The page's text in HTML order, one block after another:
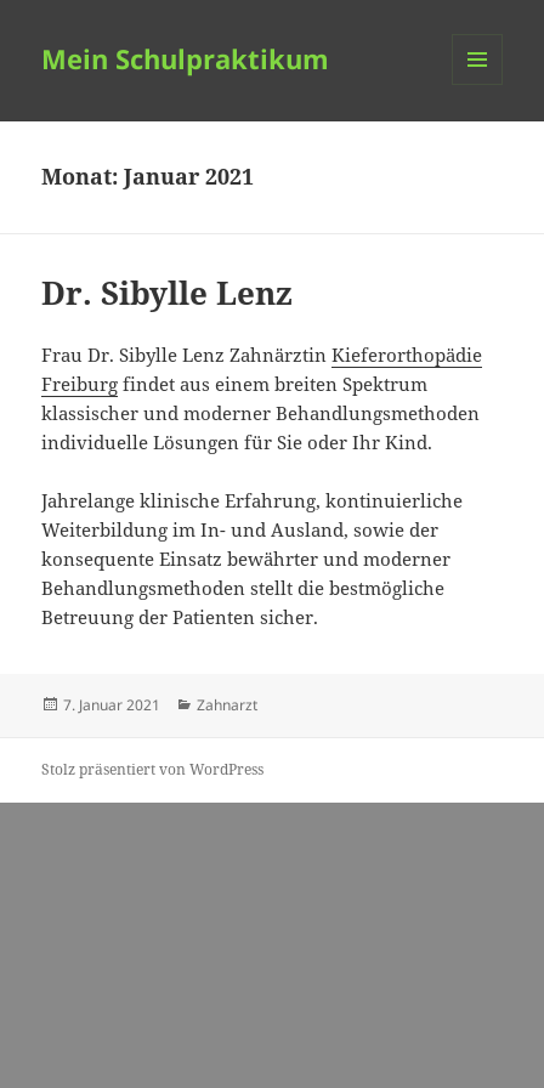
Mein Schulpraktikum
Monat:Januar 2021
Dr. Sibylle Lenz
Frau Dr. Sibylle Lenz ZahnärztinKieferorthopädie
Freiburg findet aus einem breiten Spektrum
klassischer und moderner Behandlungsmethoden
individuelle Lösungen für Sie oder Ihr Kind.
Jahrelange klinische Erfahrung, kontinuierliche
Weiterbildung im In- und Ausland, sowie der
konsequente Einsatz bewährter und moderner
Behandlungsmethoden stellt die bestmögliche
Betreuung der Patienten sicher.
Veröffentlicht
7. Januar 2021 Kategorien
Zahnarzt
Stolz präsentiert von WordPress